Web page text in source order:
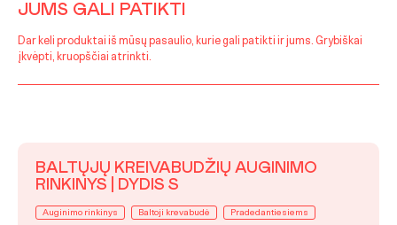
JUMS GALI PATIKTI
Dar keli produktai iš mūsų pasaulio, kurie gali patikti ir jums. Grybiškai
įkvėpti, kruopščiai atrinkti.
BALTŲJŲ KREIVABUDŽIŲ AUGINIMO
RINKINYS | DYDIS S
Auginimo rinkinys Baltoji krevabudė Pradedantiesiems